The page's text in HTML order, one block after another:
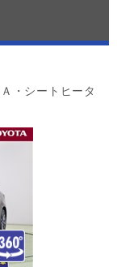
・シートヒータ